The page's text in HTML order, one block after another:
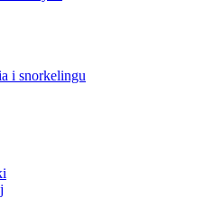
i snorkelingu